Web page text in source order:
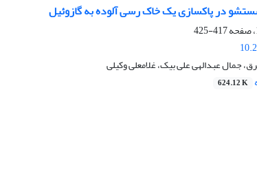
در پاکسازی یک خاک رسی آلوده به گازوئیل
417-425
جمال عبدالهی علی بیک، غلامعلی وکیلی
624.12 K